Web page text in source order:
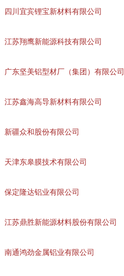
四川宜宾锂宝新材料有限公司
江苏翔鹰新能源科技有限公司
广东坚美铝型材厂（集团）有限公司
江苏鑫海高导新材料有限公司
新疆众和股份有限公司
天津东皋膜技术有限公司
保定隆达铝业有限公司
江苏鼎胜新能源材料股份有限公司
南通鸿劲金属铝业有限公司